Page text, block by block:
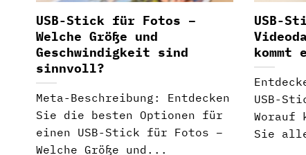
USB-Stick für Fotos –
Welche Größe und
Geschwindigkeit sind
sinnvoll?
Meta-Beschreibung: Entdecken
Sie die besten Optionen für
einen USB-Stick für Fotos –
Welche Größe und...
USB-
kommt
USB-
Worauf
Sie